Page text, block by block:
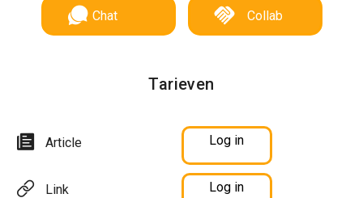
Chat Collab
Tarieven
Article Log in
Link Log in